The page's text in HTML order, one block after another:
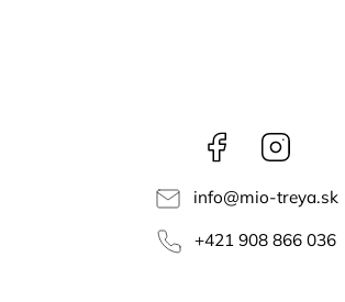
Facebook
info@mio-treya.sk
+421 908 866 036